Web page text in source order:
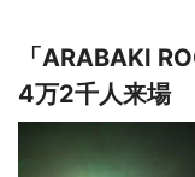
「ARABAKI
4万2千人来場